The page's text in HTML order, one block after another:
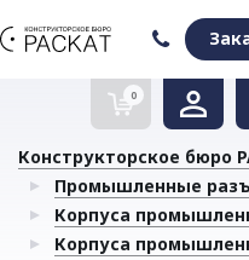
0
Конструкторское бюро
Промышленные
Корпуса
Корпуса